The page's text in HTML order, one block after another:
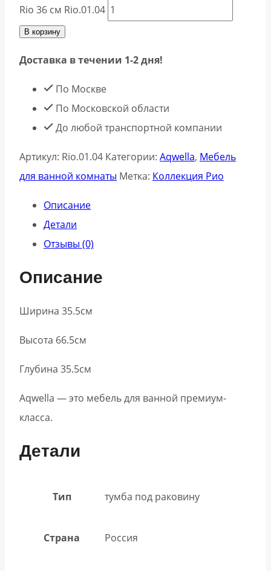
Rio 36 см Rio.01.04
В корзину
Доставка в течении 1-2 дня!
По Москве
По Московской области
До любой транспортной компании
Артикул: Rio.01.04 Категории: Aqwella, Мебель
для ванной комнаты Метка: Коллекция Рио
Описание
Детали
Отзывы (0)
Описание
Ширина 35.5см
Высота 66.5см
Глубина 35.5см
Aqwella — это мебель для ванной премиум-
класса.
Детали
Тип тумба под раковину
Страна Россия